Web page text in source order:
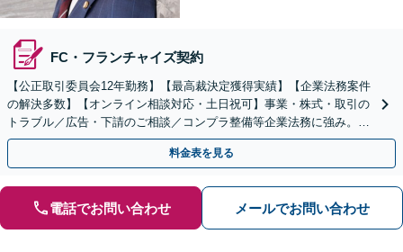
FC・フランチャイズ契約
【公正取引委員会12年勤務】【最高裁決定獲得実績】【企業法務案件
の解決多数】【オンライン相談対応・土日祝可】事業・株式・取引の
トラブル／広告・下請のご相談／コンプラ整備等企業法務に強み。株
式の相続／誹謗中傷対策／不動産問題まで幅広く対応！
料金表を見る
電話でお問い合わせ メールでお問い合わせ